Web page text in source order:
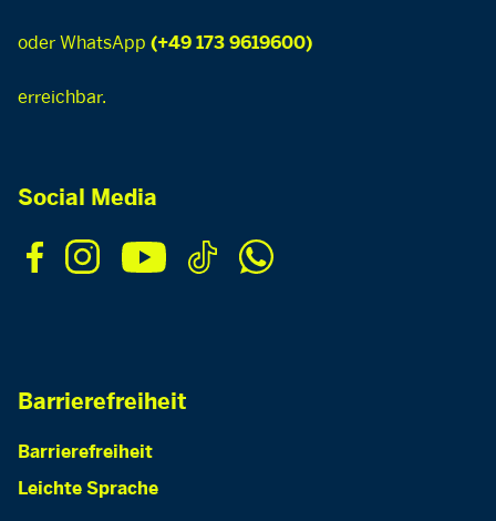
oder WhatsApp (+49 173 9619600)
erreichbar.
Social Media
Barrierefreiheit
Barrierefreiheit
Leichte Sprache